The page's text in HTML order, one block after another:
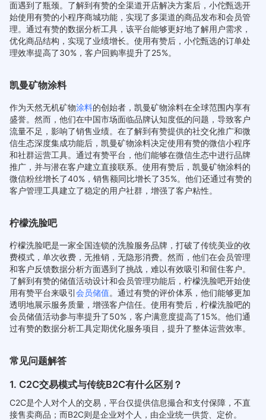
面遇到了瓶颈。了解到有赞的全渠道开店解决方案后，小佗甄选开
始使用有赞的小程序商城功能，实现了多渠道的商品发布和会员管
理。通过有赞的数据分析工具，该平台能够更好地了解用户需求，
优化商品结构，实现了业绩增长。使用有赞后，小佗甄选的订单处
理效率提高了30%，客户回购率提升了25%。
凯曼矿物涂料
作为天然无机矿物涂料的创始者，凯曼矿物涂料在全球范围内享有
盛誉。然而，他们在中国市场面临品牌认知度低的问题，导致客户
流量不足，影响了销售业绩。在了解到有赞提供的社交化推广和微
信生态深度集成功能后，凯曼矿物涂料决定使用有赞的微信小程序
和社群运营工具。通过有赞平台，他们能够在微信生态中进行品牌
推广，并与潜在客户建立直接联系。使用有赞后，凯曼矿物涂料的
微信粉丝增长了40%，销售额同比增长了35%。他们还通过有赞的
客户管理工具建立了稳定的用户社群，增强了客户粘性。
柠檬洗脸吧
柠檬洗脸吧是一家全国连锁的洗脸服务品牌，打破了传统美业的收
费模式，单次收费，无推销，无隐形消费。然而，他们在会员管理
和客户反馈数据分析方面遇到了挑战，难以有效吸引和留住客户。
了解到有赞的储值活动设计和会员管理功能后，柠檬洗脸吧开始使
用有赞平台来吸引会员储值。通过有赞的评价体系，他们能够更加
透明地展示服务质量，增强客户信任。使用有赞后，柠檬洗脸吧的
会员储值活动参与率提升了50%，客户满意度提高了15%。他们通
过有赞的数据分析工具定期优化服务项目，提升了整体运营效率。
常见问题解答
1. C2C交易模式与传统B2C有什么区别？
C2C是个人对个人的交易，平台仅提供信息撮合和支付保障，不直
接售卖商品；而B2C则是企业对个人，由企业统一供货、定价。